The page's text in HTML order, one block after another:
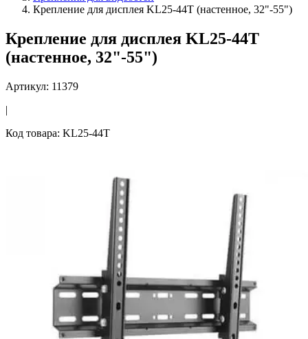
Крепление для дисплея KL25-44T (настенное, 32"-55")
Крепление для дисплея KL25-44T
(настенное, 32"-55")
Артикул: 11379
|
Код товара: KL25-44T